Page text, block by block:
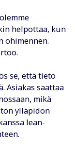
helpottaa, kun
ohimennen.
se, että tieto
Asiakas saattaa
mikä
ylläpidon
lean-